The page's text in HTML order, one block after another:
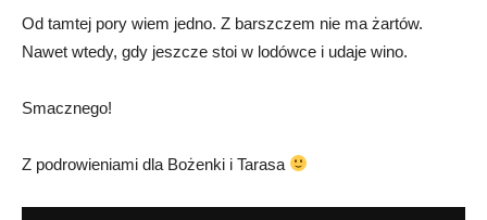
Od tamtej pory wiem jedno. Z barszczem nie ma żartów.
Nawet wtedy, gdy jeszcze stoi w lodówce i udaje wino.
Smacznego!
Z podrowieniami dla Bożenki i Tarasa